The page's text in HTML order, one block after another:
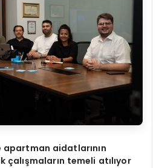
apartman aidatlarının
çalışmaların temeli atılıyor